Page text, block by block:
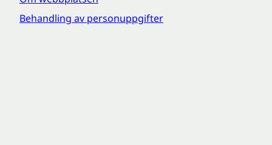
Behandling av personuppgifter